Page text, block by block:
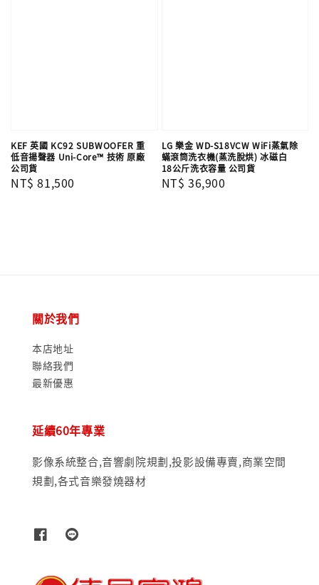
KEF 英國 KC92 SUBWOOFER 重
低音揚聲器 Uni-Core™ 技術 原廠
公司貨
Regular
NT$ 81,500
LG 樂金 WD-S18VCW WiFi蒸氣除
蟎滾筒洗衣機(蒸洗脫烘) 冰磁白
18公斤洗衣容量 公司貨
Regular
NT$ 36,900
關於我們
本店地址
聯絡我們
最新優惠
延續60年專業
影像系統整合,音響劇院規劃,投影設備專賣,商業空間
規劃,各式音樂發燒器材